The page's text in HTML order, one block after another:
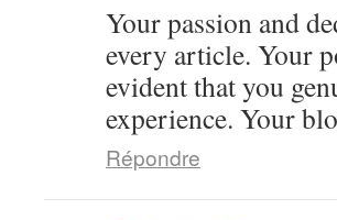
Your passion and
every article. Your
evident that you
experience. Your
Répondre